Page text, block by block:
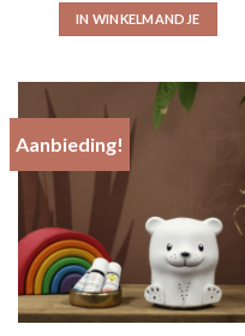
was:
€57.95.
is:
€52.50.
IN WINKELMANDJE
Aanbieding!